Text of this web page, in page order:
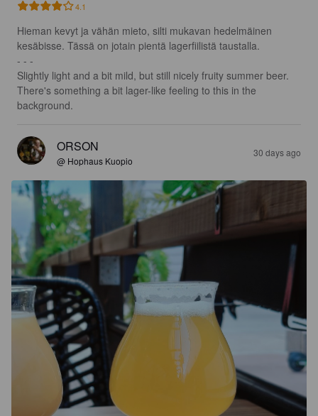
4.1
Hieman kevyt ja vähän mieto, silti mukavan hedelmäinen
kesäbisse. Tässä on jotain pientä lagerfiilistä taustalla.
- - -
Slightly light and a bit mild, but still nicely fruity summer beer.
There's something a bit lager-like feeling to this in the
background.
ORSON
@ Hophaus Kuopio
30 days ago